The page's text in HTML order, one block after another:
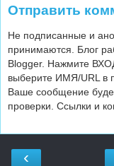
Отправить
Не подписанные и
принимаются. Блог
Blogger. Нажмите
выберите ИМЯ/URL в
Ваше сообщение
проверки. Ссылки и
‹